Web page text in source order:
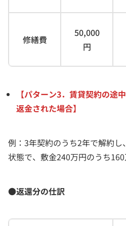
修繕費
50,000
円
【パターン3．賃貸契約の途
返金された場合】
例：3年契約のうち2年で解約
状態で、敷金240万円のうち160
●返還分の仕訳